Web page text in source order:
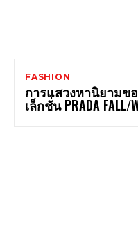
FASHION
การแสวงหานิยามข
เล็กชั่น PRADA FALL/